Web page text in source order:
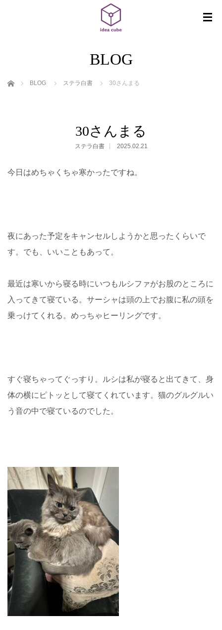
BLOG
ホーム BLOG ステラ白書 30さんまる
30さんまる
ステラ白書 2025.02.21
今日はめちゃくちゃ寒かったですね。
夜にあった予定をキャンセルしようかと思ったくらいで
す。でも、いいこともあって。
最近は寒いから寝る時にいつもルシファがお股のところに
入ってきて寝ている。サーシャは頭の上でお腹に私の頭を
乗っけてくれる。めっちゃヒーリングです。
すぐ寝ちゃってぐっすり。ルシは私が寝ると出てきて、身
体の横にピトッとして寝てくれています。猫のグルグルい
う音の中で寝ているのでした。